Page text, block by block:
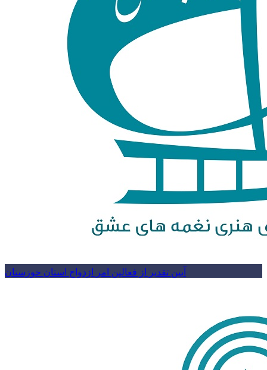
آیین تقدیر از فعالین امر ازدواج استان خوزستان